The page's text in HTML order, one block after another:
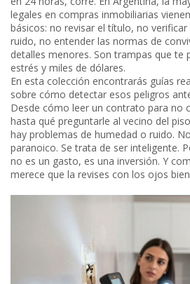
legales en compras inmobiliarias
básicos: no revisar el título, no
ruido, no entender las normas de
detalles menores. Son trampas que te
estrés y miles de dólares.
En esta colección encontrarás guías
sobre cómo detectar esos peligros
Desde cómo leer un contrato para no
hasta qué preguntarle al vecino del
hay problemas de humedad o ruido.
paranoico. Se trata de ser inteligente.
no es un gasto, es una inversión. Y
merece que la revises con los ojos